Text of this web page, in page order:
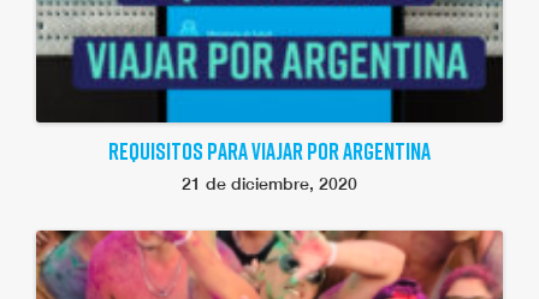
REQUISITOS PARA VIAJAR POR ARGENTINA
21 de diciembre, 2020